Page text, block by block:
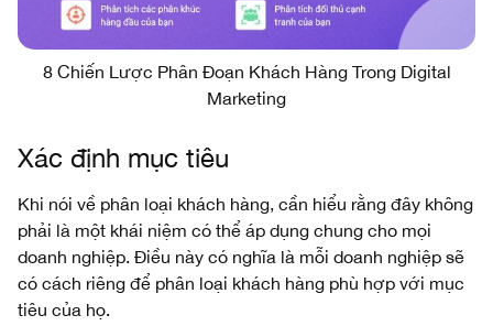
8 Chiến Lược Phân Đoạn Khách Hàng Trong Digital
Marketing
Xác định mục tiêu
Khi nói về phân loại khách hàng, cần hiểu rằng đây không
phải là một khái niệm có thể áp dụng chung cho mọi
doanh nghiệp. Điều này có nghĩa là mỗi doanh nghiệp sẽ
có cách riêng để phân loại khách hàng phù hợp với mục
tiêu của họ.